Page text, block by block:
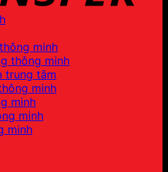
minh
thông minh
trung tâm
minh
minh
minh
minh